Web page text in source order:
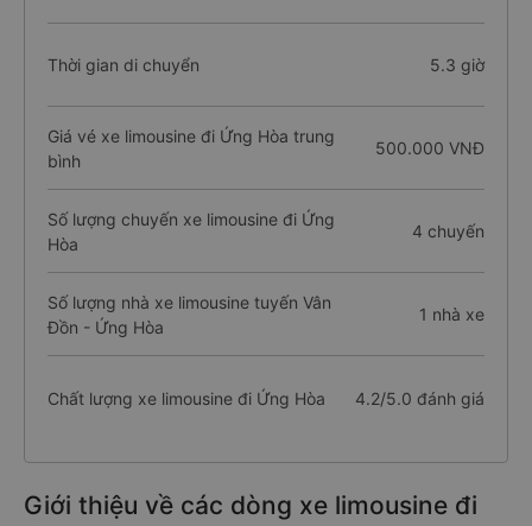
Thời gian di chuyển 5.3 giờ
Giá vé xe limousine đi Ứng Hòa trung
bình
500.000 VNĐ
Số lượng chuyến xe limousine đi Ứng
Hòa
4 chuyến
Số lượng nhà xe limousine tuyến Vân
Đồn - Ứng Hòa
1 nhà xe
Chất lượng xe limousine đi Ứng Hòa 4.2/5.0 đánh giá
Giới thiệu về các dòng xe limousine đi